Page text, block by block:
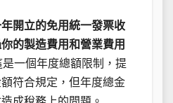
開立的免用統一發票收
的製造費用和營業費用
是一個年度總額限制，提
符合規定，但年度總金